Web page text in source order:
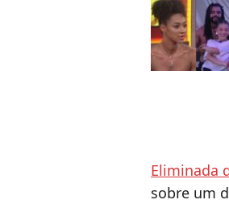
Eliminada
sobre um